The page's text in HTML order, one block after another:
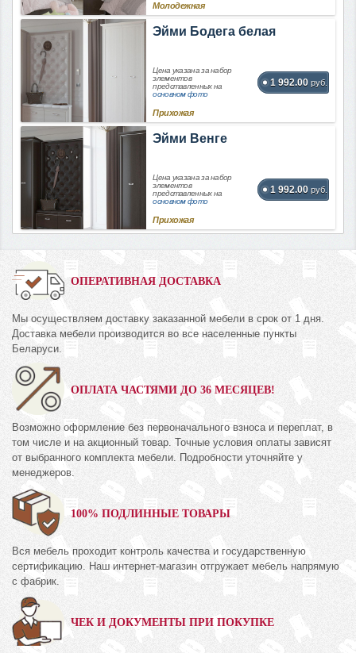
Молодежная
Эйми Бодега белая
Цена указана за набор
элементов
представленных на
основном фото
1 992.00 руб.
Прихожая
Эйми Венге
Цена указана за набор
элементов
представленных на
основном фото
1 992.00 руб.
Прихожая
ОПЕРАТИВНАЯ ДОСТАВКА
Мы осуществляем доставку заказанной мебели в срок от 1 дня.
Доставка мебели производится во все населенные пункты
Беларуси.
ОПЛАТА ЧАСТЯМИ ДО 36 МЕСЯЦЕВ!
Возможно оформление без первоначального взноса и переплат, в
том числе и на акционный товар. Точные условия оплаты зависят
от выбранного комплекта мебели. Подробности уточняйте у
менеджеров.
100% ПОДЛИННЫЕ ТОВАРЫ
Вся мебель проходит контроль качества и государственную
сертификацию. Наш интернет-магазин отгружает мебель напрямую
с фабрик.
ЧЕК И ДОКУМЕНТЫ ПРИ ПОКУПКЕ